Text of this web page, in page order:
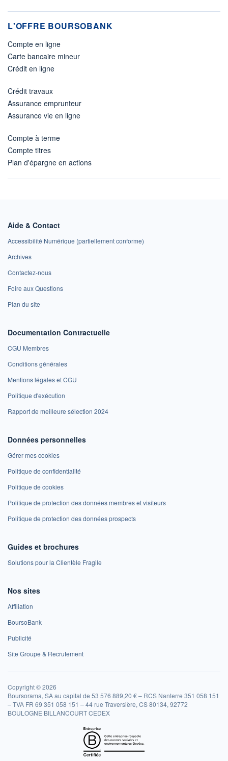
L'OFFRE BOURSOBANK
Compte en ligne
Carte bancaire mineur
Crédit en ligne
Crédit travaux
Assurance emprunteur
Assurance vie en ligne
Compte à terme
Compte titres
Plan d'épargne en actions
Aide & Contact
Accessibilité Numérique (partiellement conforme)
Archives
Contactez-nous
Foire aux Questions
Plan du site
Documentation Contractuelle
CGU Membres
Conditions générales
Mentions légales et CGU
Politique d'exécution
Rapport de meilleure sélection 2024
Données personnelles
Gérer mes cookies
Politique de confidentialité
Politique de cookies
Politique de protection des données membres et visiteurs
Politique de protection des données prospects
Guides et brochures
Solutions pour la Clientèle Fragile
Nos sites
Affiliation
BoursoBank
Publicité
Site Groupe & Recrutement
Copyright © 2026
Boursorama, SA au capital de 53 576 889,20 € – RCS Nanterre 351 058 151
– TVA FR 69 351 058 151 – 44 rue Traversière, CS 80134, 92772
BOULOGNE BILLANCOURT CEDEX